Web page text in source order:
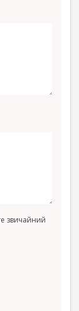
звичайний